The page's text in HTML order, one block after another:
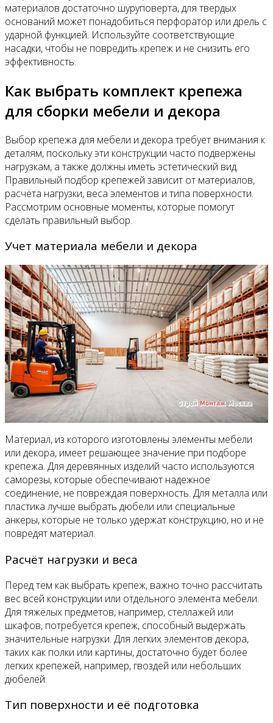
материалов достаточно шуруповерта, для твердых
оснований может понадобиться перфоратор или дрель с
ударной функцией. Используйте соответствующие
насадки, чтобы не повредить крепеж и не снизить его
эффективность.
Как выбрать комплект крепежа
для сборки мебели и декора
Выбор крепежа для мебели и декора требует внимания к
деталям, поскольку эти конструкции часто подвержены
нагрузкам, а также должны иметь эстетический вид.
Правильный подбор крепежей зависит от материалов,
расчёта нагрузки, веса элементов и типа поверхности.
Рассмотрим основные моменты, которые помогут
сделать правильный выбор.
Учет материала мебели и декора
Материал, из которого изготовлены элементы мебели
или декора, имеет решающее значение при подборе
крепежа. Для деревянных изделий часто используются
саморезы, которые обеспечивают надежное
соединение, не повреждая поверхность. Для металла или
пластика лучше выбрать дюбели или специальные
анкеры, которые не только удержат конструкцию, но и не
повредят материал.
Расчёт нагрузки и веса
Перед тем как выбрать крепеж, важно точно рассчитать
вес всей конструкции или отдельного элемента мебели.
Для тяжёлых предметов, например, стеллажей или
шкафов, потребуется крепеж, способный выдержать
значительные нагрузки. Для легких элементов декора,
таких как полки или картины, достаточно будет более
легких крепежей, например, гвоздей или небольших
дюбелей.
Тип поверхности и её подготовка